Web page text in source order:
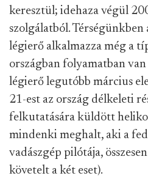
keresztül; idehaza végül
szolgálatból. Térségünkben
légierő alkalmazza még a
országban folyamatban van
légierő legutóbb március
21-est az ország délkeleti
felkutatására küldött
mindenki meghalt, aki a
vadászgép pilótája,
követelt a két eset).